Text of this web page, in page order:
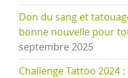
Don du sang et
bonne nouvelle pour
septembre 2025
Challenge Tattoo 2024